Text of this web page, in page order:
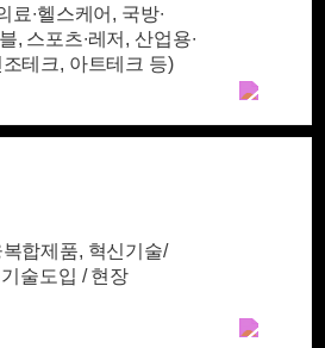
료∙헬스케어, 국방∙
, 스포츠∙레저, 산업용∙
조테크, 아트테크 등)
합제품, 혁신기술/
술도입 / 현장